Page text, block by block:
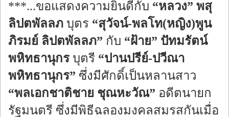
***...ขอแสดงความยินดีกับ “หลวง” พสุ
ลิปตพัลลภ บุตร “สุวัจน์-พลโท(หญิง)พูน
ภิรมย์ ลิปตพัลลภ” กับ “ฝ้าย” ปัทมรัตน์
พหิทธานุกร บุตรี “ปานปรีย์-ปวีณา
พหิทธานุกร” ซึ่งมีศักดิ์เป็นหลานสาว
“พลเอกชาติชาย ชุณหะวัณ” อดีตนายก
รัฐมนตรี ซึ่งมีพิธีฉลองมงคลสมรสกันเมื่อ